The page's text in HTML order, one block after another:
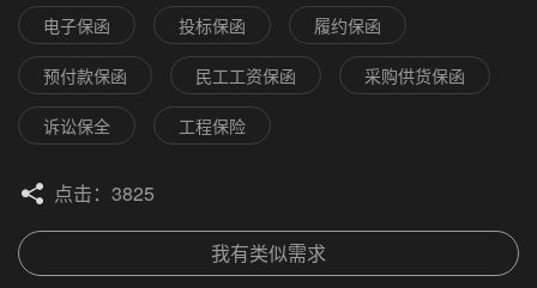
电子保函 投标保函 履约保函
预付款保函 民工工资保函 采购供货保函
诉讼保全 工程保险
点击：3825
我有类似需求